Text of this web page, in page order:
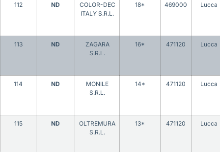
112 ND
COLOR-DEC
ITALY S.R.L.
18* 469000 Lucca
113 ND
ZAGARA
S.R.L.
16* 471120 Lucca
114 ND
MONILE
S.R.L.
14* 471120 Lucca
115 ND
OLTREMURA
S.R.L.
13* 471120 Lucca